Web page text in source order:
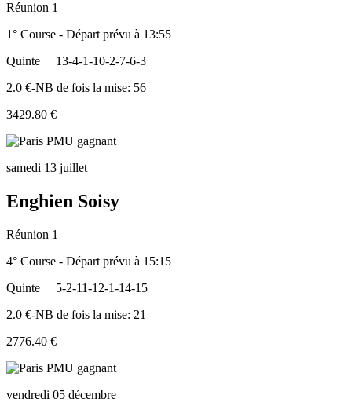
Réunion 1
1° Course - Départ prévu à 13:55
Quinte
13-4-1-10-2-7-6-3
2.0 €-NB de fois la mise: 56
3429.80 €
samedi 13 juillet
Enghien Soisy
Réunion 1
4° Course - Départ prévu à 15:15
Quinte
5-2-11-12-1-14-15
2.0 €-NB de fois la mise: 21
2776.40 €
vendredi 05 décembre